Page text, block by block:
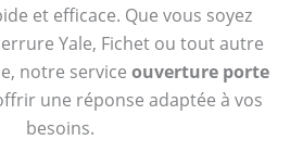
et efficace. Que vous soyez
Yale, Fichet ou tout autre
notre service ouverture porte
une réponse adaptée à vos
besoins.